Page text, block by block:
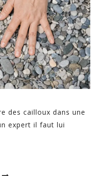
des cailloux dans une
expert il faut lui